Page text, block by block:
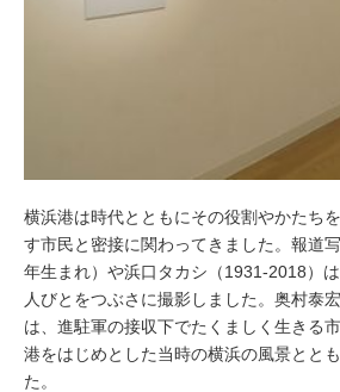
横浜港は時代とともにその役割やかたち
す市民と密接に関わってきました。報道
年生まれ）や浜口タカシ（1931-2018）
人びとをつぶさに撮影しました。奥村泰
は、進駐軍の接収下でたくましく生きる
港をはじめとした当時の横浜の風景とと
た。